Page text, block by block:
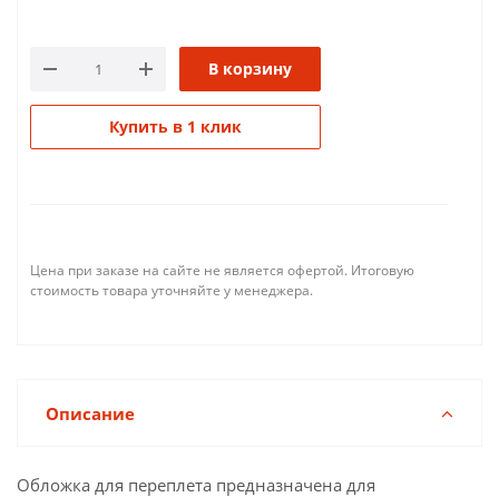
В корзину
Купить в 1 клик
Цена при заказе на сайте не является офертой. Итоговую
стоимость товара уточняйте у менеджера.
Описание
Обложка для переплета предназначена для